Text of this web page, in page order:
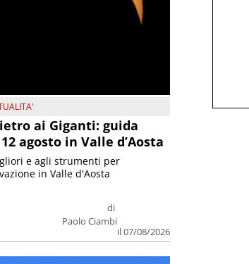
ai Giganti: guida
agosto in Valle d’Aosta
di
Paolo Ciambi
il 07/08/2026
e agli strumenti per
in Valle d'Aosta